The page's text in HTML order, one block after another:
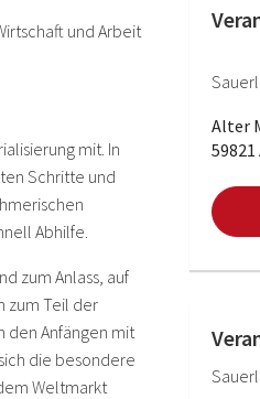
und Arbeit
mit. In
Schritte und
Abhilfe.
zum Anlass, auf
zum Teil der
den Anfängen mit
die besondere
Weltmarkt
Alter